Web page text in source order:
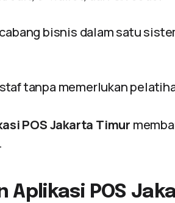
bisnis dalam satu
tanpa memerlukan
POS Jakarta Timur
POS